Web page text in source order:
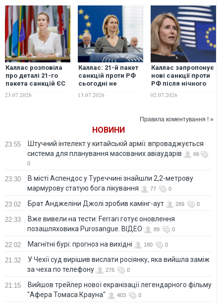
Каллас розповіла
про деталі 21-го
пакета санкцій ЄС
23.07.2026
Каллас: 21-й пакет
санкцій проти РФ
сьогодні не
альтернатива
13.07.2026
Каллас запропонує
нові санкції проти
РФ після нічного
02.07.2026
Правила коментування ! »
НОВИНИ
23:55
Штучний інтелект у китайській армії: впроваджується
система для планування масованих авіаударів
66
0
23:30
В місті Аспендос у Туреччині знайшли 2,2-метрову
мармурову статую бога лікування
77 0
23:02 Брат Анджеліни Джолі зробив камінг-аут 289 0
22:33
Вже вивели на тести: Ferrari готує оновлення
позашляховика Purosangue. ВІДЕО
89 0
22:02 Магнітні бурі: прогноз на вихідні 180 0
21:32
У Чехії суд вирішив вислати росіянку, яка вийшла заміж
за чеха по телефону
276 0
21:15
Вийшов трейлер нової екранізації легендарного фільму
"Афера Томаса Крауна"
403 0